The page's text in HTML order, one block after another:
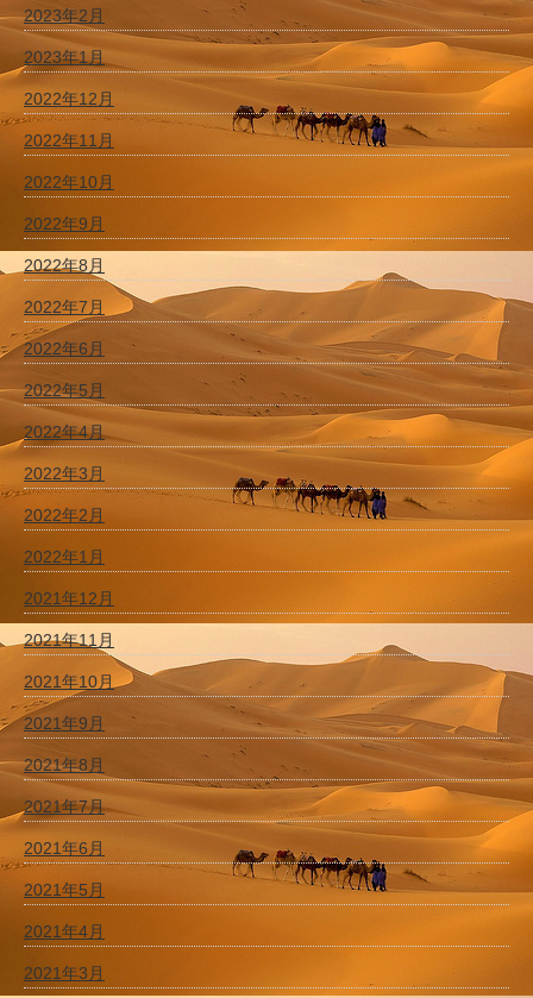
2023年2月
2023年1月
2022年12月
2022年11月
2022年10月
2022年9月
2022年8月
2022年7月
2022年6月
2022年5月
2022年4月
2022年3月
2022年2月
2022年1月
2021年12月
2021年11月
2021年10月
2021年9月
2021年8月
2021年7月
2021年6月
2021年5月
2021年4月
2021年3月